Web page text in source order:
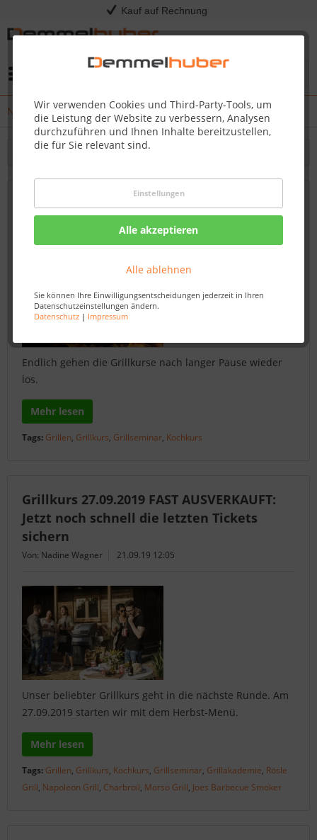
Kauf auf Rechnung
Wir verwenden Cookies und Third-Party-Tools, um
die Leistung der Website zu verbessern, Analysen
durchzuführen und Ihnen Inhalte bereitzustellen,
die für Sie relevant sind.
Einstellungen
Alle akzeptieren
Alle ablehnen
Sie können Ihre Einwilligungsentscheidungen jederzeit in Ihren
Datenschutzeinstellungen ändern.
Datenschutz| Impressum
News
Filtern
Grillen lernen bei den Experten:
Demmelhubers Grillkurse sind zurück!
Von: Nadine Wagner
Endlich gehen die Grillkurse nach langer Pause wieder
los.
Mehr lesen
Tags: Grillen, Grillkurs, Grillseminar, Kochkurs
Grillkurs 27.09.2019 FAST AUSVERKAUFT:
Jetzt noch schnell die letzten Tickets
sichern
Von: Nadine Wagner 21.09.19 12:05
Unser beliebter Grillkurs geht in die nächste Runde. Am
27.09.2019 starten wir mit dem Herbst-Menü.
Mehr lesen
Tags: Grillen, Grillkurs, Kochkurs, Grillseminar, Grillakademie, Rösle
Grill, Napoleon Grill, Charbroil, Morso Grill, Joes Barbecue Smoker